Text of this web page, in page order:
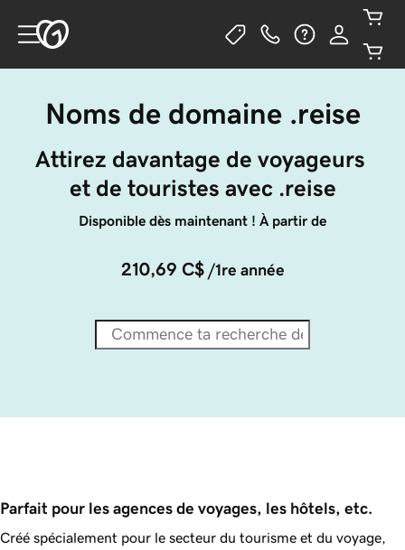
Noms de domaine .reise
Attirez davantage de voyageurs
et de touristes avec .reise
Disponible dès maintenant ! À partir de
210,69 C$ /1re année
Parfait pour les agences de voyages, les hôtels, etc.
Créé spécialement pour le secteur du tourisme et du voyage,